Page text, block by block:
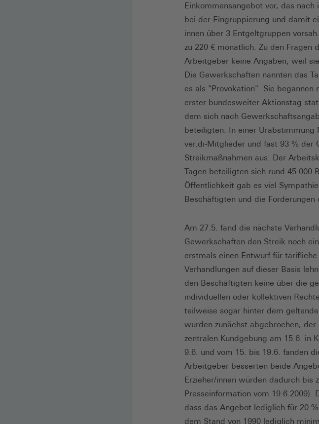
Einkommensangebot vor, das
bei der Eingruppierung und damit
innen über 3 Entgeltgruppen
zu 220 € monatlich. Zu den Fragen
Arbeitgeber keine Angaben, weil
Die Gewerkschaften nannten das
es als "Provokation". Sie
erster bundesweiter Aktionstag
dem sich nach
beteiligten. In einer
ver.di-Mitglieder und fast 93 % der
Streikmaßnahmen aus. Der
Tagen beteiligten sich rund 45.000
Öffentlichkeit gab es viel
Beschäftigten und die Forderungen
Am 27.5. fand die nächste
Gewerkschaften den Streik noch
erstmals einen Entwurf für tarifliche
Verhandlungen auf dieser Basis
den Beschäftigten keine über die
individuellen oder kollektiven
teilweise sogar hinter dem
wurden zunächst abgebrochen,
zentralen Kundgebung am 15.6. in
9.6. und vom 15. bis 19.6. fanden
Arbeitgeber besserten beide
Erzieher/innen würden dadurch bis
Presseinformation vom 19.6.2009).
dass das Angebot lediglich für 20
dem Stand von 1990 lediglich